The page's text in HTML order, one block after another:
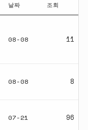
날짜 조회
08-08 11
08-08 8
07-21 96